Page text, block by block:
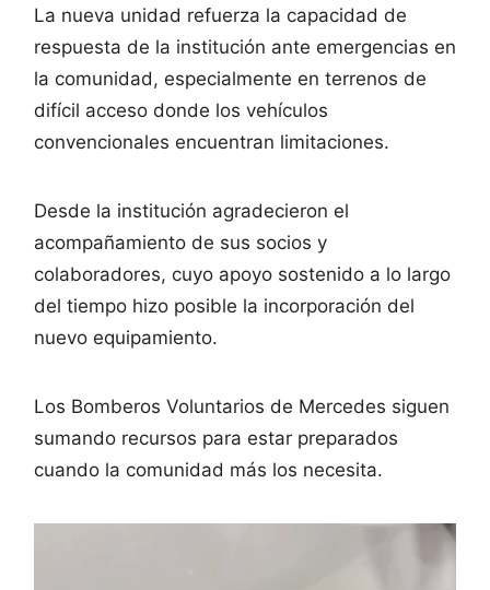
La nueva unidad refuerza la capacidad de
respuesta de la institución ante emergencias en
la comunidad, especialmente en terrenos de
difícil acceso donde los vehículos
convencionales encuentran limitaciones.
Desde la institución agradecieron el
acompañamiento de sus socios y
colaboradores, cuyo apoyo sostenido a lo largo
del tiempo hizo posible la incorporación del
nuevo equipamiento.
Los Bomberos Voluntarios de Mercedes siguen
sumando recursos para estar preparados
cuando la comunidad más los necesita.